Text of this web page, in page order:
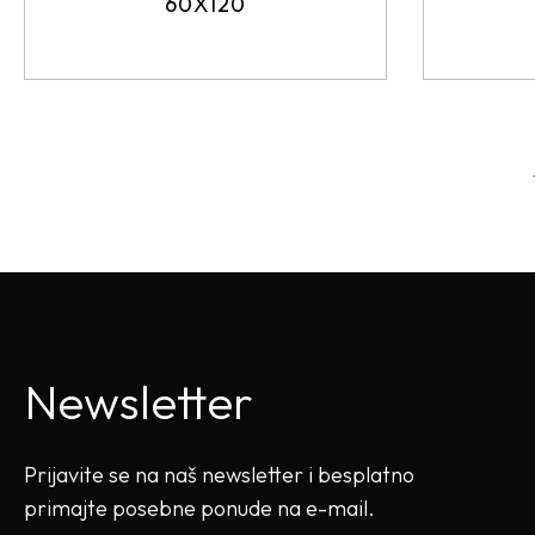
Newsletter
Prijavite se na naš newsletter i besplatno
primajte posebne ponude na e-mail.